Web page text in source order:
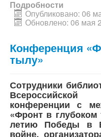
Подробности
Опубликовано: 06
Обновлено: 06 мая
Конференция
тылу»
Сотрудники
Всероссийской
конференции с
«Фронт в
летию Победы в
войне,